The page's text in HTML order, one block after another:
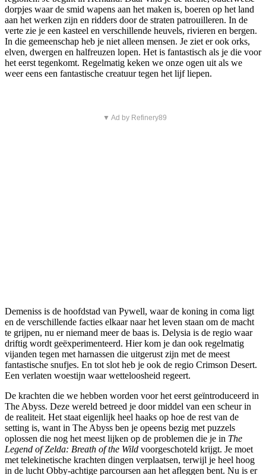
dorpjes waar de smid wapens aan het maken is, boeren op het land
aan het werken zijn en ridders door de straten patrouilleren. In de
verte zie je een kasteel en verschillende heuvels, rivieren en bergen.
In die gemeenschap heb je niet alleen mensen. Je ziet er ook orks,
elven, dwergen en halfreuzen lopen. Het is fantastisch als je die voor
het eerst tegenkomt. Regelmatig keken we onze ogen uit als we
weer eens een fantastische creatuur tegen het lijf liepen.
▼ Ad by Refinery89
Demeniss is de hoofdstad van Pywell, waar de koning in coma ligt
en de verschillende facties elkaar naar het leven staan om de macht
te grijpen, nu er niemand meer de baas is. Delysia is de regio waar
driftig wordt geëxperimenteerd. Hier kom je dan ook regelmatig
vijanden tegen met harnassen die uitgerust zijn met de meest
fantastische snufjes. En tot slot heb je ook de regio Crimson Desert.
Een verlaten woestijn waar wetteloosheid regeert.
De krachten die we hebben worden voor het eerst geïntroduceerd in
The Abyss. Deze wereld betreed je door middel van een scheur in
de realiteit. Het staat eigenlijk heel haaks op hoe de rest van de
setting is, want in The Abyss ben je opeens bezig met puzzels
oplossen die nog het meest lijken op de problemen die je in The
Legend of Zelda: Breath of the Wild voorgeschoteld krijgt. Je moet
met telekinetische krachten dingen verplaatsen, terwijl je heel hoog
in de lucht Obby-achtige parcoursen aan het afleggen bent. Nu is er